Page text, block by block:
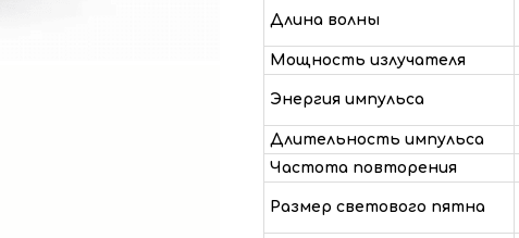
Длина волны
Мощность излучателя
Энергия импульса
Длительность импульса
Частота повторения
Размер светового пятна